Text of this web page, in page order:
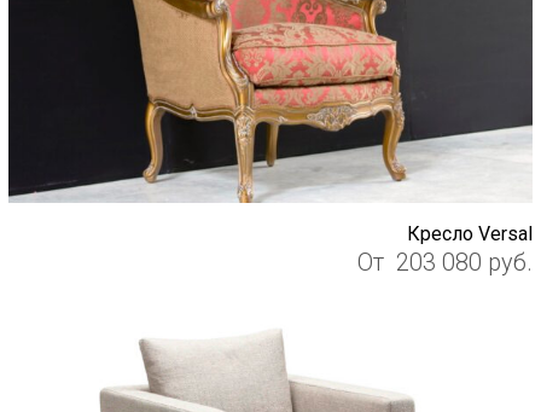
Кресло Versal
От 203 080 руб.